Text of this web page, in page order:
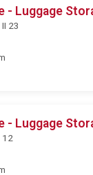
- Luggage
23
- Luggage
12